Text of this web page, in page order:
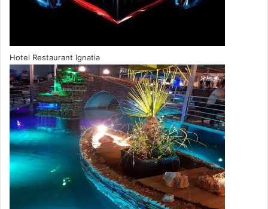
Hotel Restaurant Ignatia